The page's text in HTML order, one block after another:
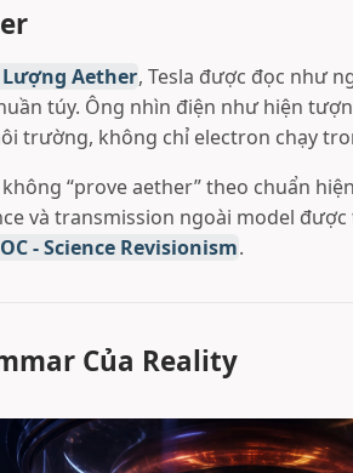
Aether, Tesla được đọc như
túy. Ông nhìn điện như hiện
trường, không chỉ electron chạy
không “prove aether” theo chuẩn
và transmission ngoài model
- Science Revisionism.
Của Reality